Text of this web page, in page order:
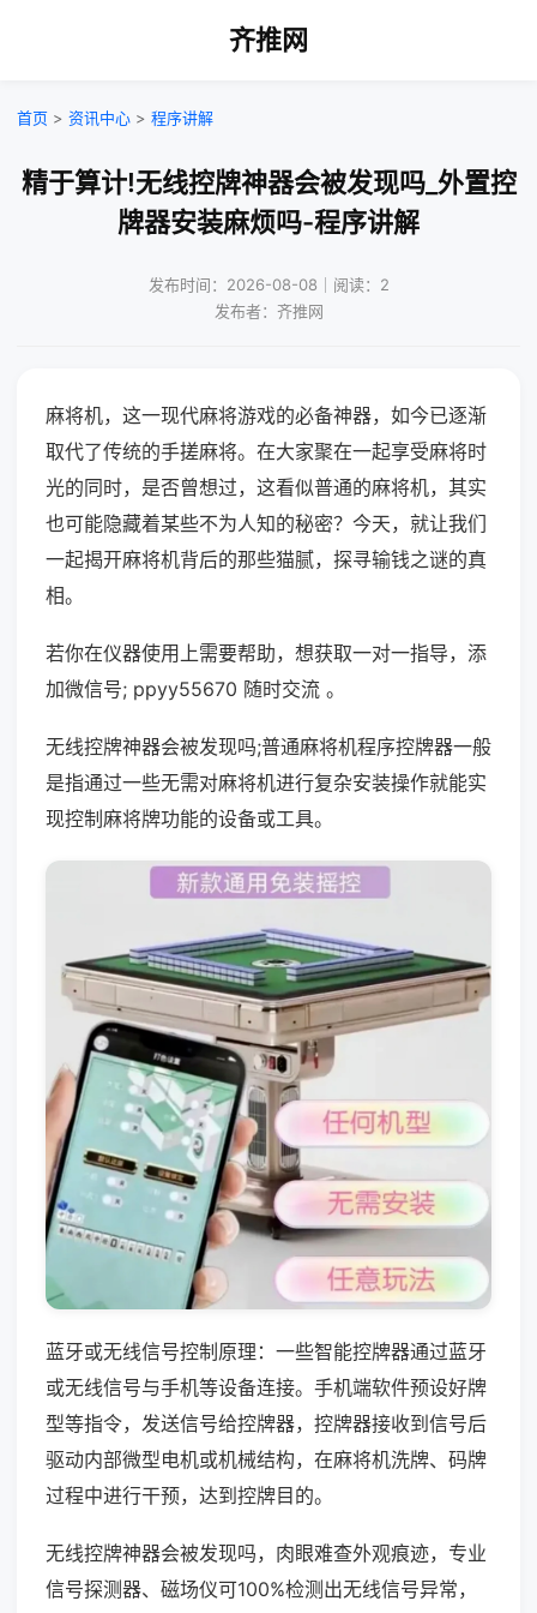
齐推网
首页 > 资讯中心 > 程序讲解
精于算计!无线控牌神器会被发现吗_外置控
牌器安装麻烦吗-程序讲解
发布时间：2026-08-08｜阅读：2
发布者：齐推网
麻将机，这一现代麻将游戏的必备神器，如今已逐渐
取代了传统的手搓麻将。在大家聚在一起享受麻将时
光的同时，是否曾想过，这看似普通的麻将机，其实
也可能隐藏着某些不为人知的秘密？今天，就让我们
一起揭开麻将机背后的那些猫腻，探寻输钱之谜的真
相。
若你在仪器使用上需要帮助，想获取一对一指导，添
加微信号; ppyy55670 随时交流 。
无线控牌神器会被发现吗;普通麻将机程序控牌器一般
是指通过一些无需对麻将机进行复杂安装操作就能实
现控制麻将牌功能的设备或工具。
蓝牙或无线信号控制原理：一些智能控牌器通过蓝牙
或无线信号与手机等设备连接。手机端软件预设好牌
型等指令，发送信号给控牌器，控牌器接收到信号后
驱动内部微型电机或机械结构，在麻将机洗牌、码牌
过程中进行干预，达到控牌目的。
无线控牌神器会被发现吗，肉眼难查外观痕迹，专业
信号探测器、磁场仪可100%检测出无线信号异常，